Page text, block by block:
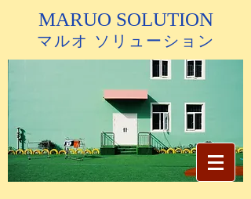
MARUO SOLUTION
マルオ ソリューション